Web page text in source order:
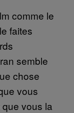
comme le
faites
semble
chose
vous
vous la